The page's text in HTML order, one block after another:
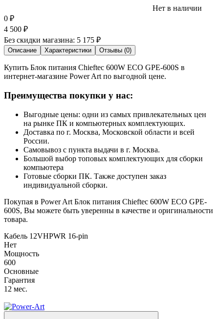
Нет в наличии
0 ₽
4 500 ₽
Без скидки магазина: 5 175 ₽
Описание Характеристики Отзывы (0)
Купить Блок питания Chieftec 600W ECO GPE-600S в
интернет-магазине Power Art по выгодной цене.
Преимущества покупки у нас:
Выгодные цены: одни из самых привлекательных цен
на рынке ПК и компьютерных комплектующих.
Доставка по г. Москва, Московской области и всей
России.
Самовывоз с пункта выдачи в г. Москва.
Большой выбор топовых комплектующих для сборки
компьютера
Готовые сборки ПК. Также доступен заказ
индивидуальной сборки.
Покупая в Power Art Блок питания Chieftec 600W ECO GPE-
600S, Вы можете быть уверенны в качестве и оригинальности
товара.
Кабель 12VHPWR 16-pin
Нет
Мощность
600
Основные
Гарантия
12 мес.